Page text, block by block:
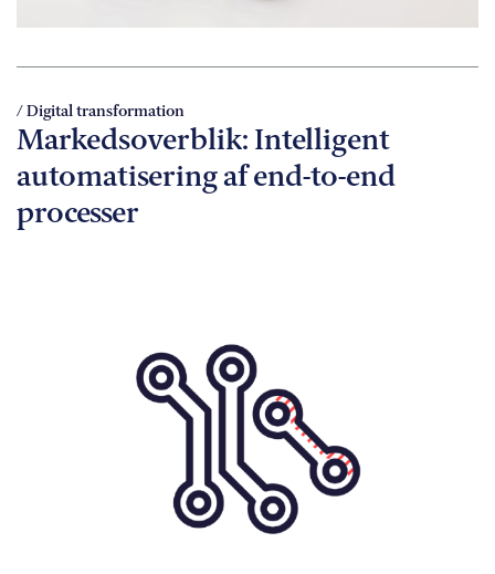
/ Digital transformation
Markedsoverblik: Intelligent
automatisering af end-to-end
processer